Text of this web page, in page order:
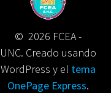
© 2026 FCEA -
UNC. Creado usando
WordPress y el tema
OnePage Express.